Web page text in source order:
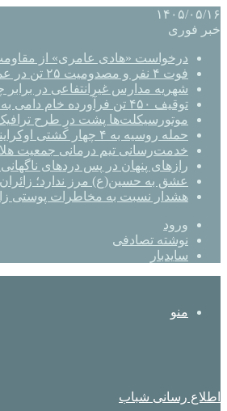
۱۴۰۵/۰۵/۱۶
خبر فوری
درخواست «هادی عامری» از
فوت ۴ نفر و مصدومیت ۲۵ تن در عملیات‌های ۲۴ ساعته هلال احمر اصفهان
شهریه مدارس غیرانتفاعی در
توقیف ۴۵۰ تن فرآورده خام دامی به دلیل رعایت نکردن ضوابط بهداشتی
موتورسیکلت‌ها پشت درِ طرح ترافیک؛ تصمیمی که ۹
حمله روسیه به ۴ چهار کشتی اوکراینی در حال انتقال سلاح
خدمت‌رسانی تیم درمانی جمعیت
رازهای پنهان در پس دردهای
عشق به حسین(ع) مرز ندارد؛ زائران
هشدار نسبت به مخاطرات پوستی
ورود
نوشته تصادفی
سایدبار
منو
اطلاع رسانی شباب